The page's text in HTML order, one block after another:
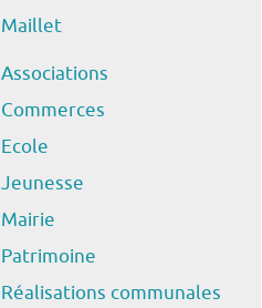
Maillet
Associations
Commerces
Ecole
Jeunesse
Mairie
Patrimoine
Réalisations communales